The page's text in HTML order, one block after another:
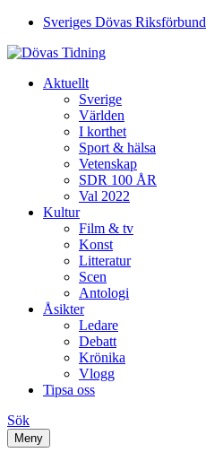
Sveriges Dövas Riksförbund
Aktuellt
Sverige
Världen
I korthet
Sport & hälsa
Vetenskap
SDR 100 ÅR
Val 2022
Kultur
Film & tv
Konst
Litteratur
Scen
Antologi
Åsikter
Ledare
Debatt
Krönika
Vlogg
Tipsa oss
Sök
Meny